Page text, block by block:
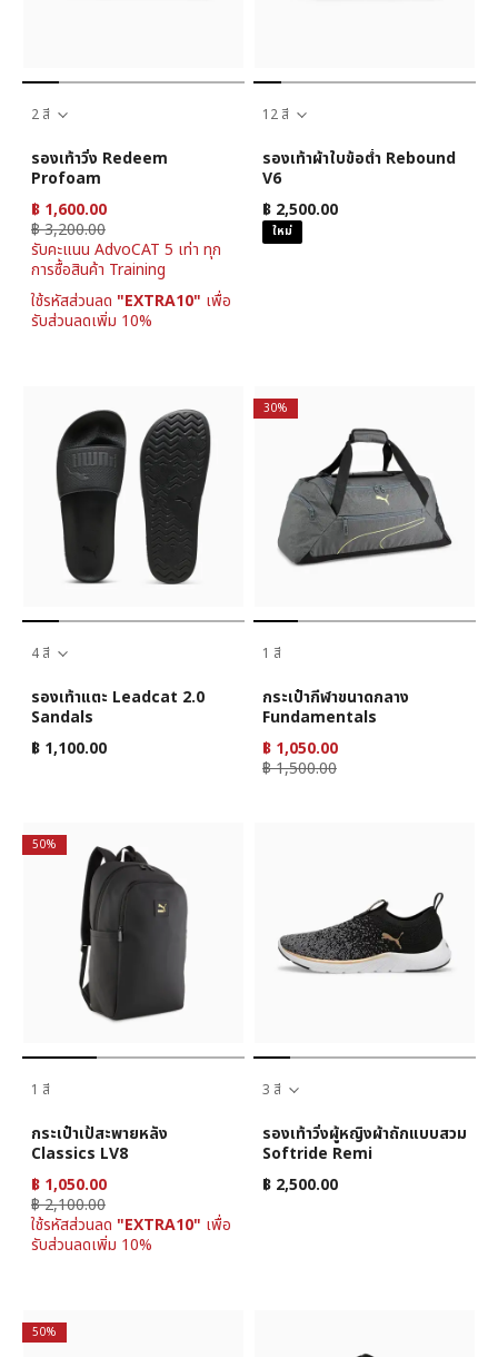
2 สี
รองเท้าวิ่ง Redeem
Profoam
฿ 1,600.00
฿ 3,200.00
รับคะแนน AdvoCAT 5 เท่า ทุก
การซื้อสินค้า Training
ใช้รหัสส่วนลด "EXTRA10" เพื่อ
รับส่วนลดเพิ่ม 10%
12 สี
รองเท้าผ้าใบข้อต่ำ Rebound
V6
฿ 2,500.00
ใหม่
4 สี
รองเท้าแตะ Leadcat 2.0
Sandals
฿ 1,100.00
30%
1 สี
กระเป๋ากีฬาขนาดกลาง
Fundamentals
฿ 1,050.00
฿ 1,500.00
50%
1 สี
กระเป๋าเป้สะพายหลัง
Classics LV8
฿ 1,050.00
฿ 2,100.00
ใช้รหัสส่วนลด "EXTRA10" เพื่อ
รับส่วนลดเพิ่ม 10%
3 สี
รองเท้าวิ่งผู้หญิงผ้าถักแบบสวม
Softride Remi
฿ 2,500.00
50%